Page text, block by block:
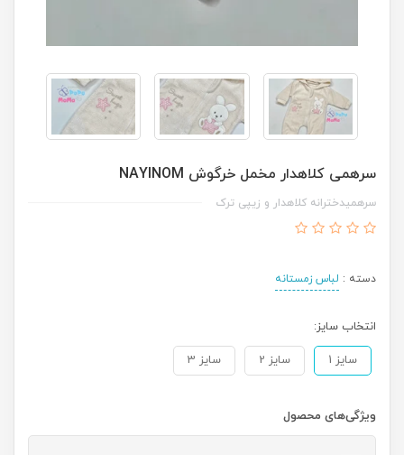
سرهمی کلاهدار مخمل خرگوش NAYINOM
سرهمیدخترانه کلاهدار و زیپی ترک
دسته : لباس زمستانه
انتخاب سایز:
سایز 1 سایز 2 سایز 3
ویژگی‌های محصول